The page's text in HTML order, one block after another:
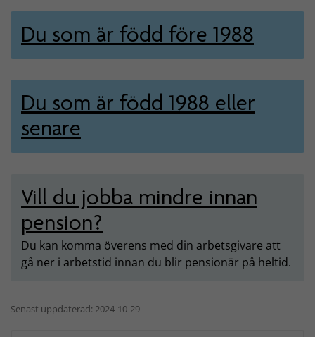
Du som är född före 1988
Du som är född 1988 eller
senare
Vill du jobba mindre innan
pension?
Du kan komma överens med din arbetsgivare att
gå ner i arbetstid innan du blir pensionär på heltid.
Senast uppdaterad: 2024-10-29